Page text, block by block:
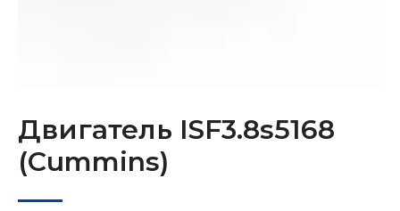
Двигатель ISF3.8s5168
(Cummins)